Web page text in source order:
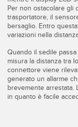
Per non ostacolare gli
trasportatore, il
bersaglio. Entro
variazioni nella
Quando il sedile
misura la distanza tra
connettore viene
generato un allarme
brevemente arrestata.
in quanto è facile